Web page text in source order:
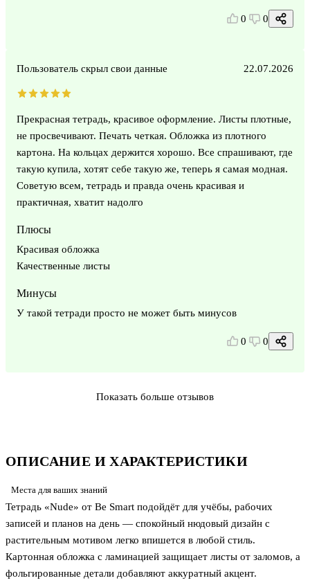
ОПИСАНИЕ И ХАРАКТЕРИСТИКИ
Места для ваших знаний
Тетрадь «Nude» от Be Smart подойдёт для учёбы, рабочих
записей и планов на день — спокойный нюдовый дизайн с
растительным мотивом легко впишется в любой стиль.
Картонная обложка с ламинацией защищает листы от заломов, а
фольгированные детали добавляют аккуратный акцент.
0 0
Пользователь скрыл свои данные 22.07.2026
Прекрасная тетрадь, красивое оформление. Листы плотные,
не просвечивают. Печать четкая. Обложка из плотного
картона. На кольцах держится хорошо. Все спрашивают, где
такую купила, хотят себе такую же, теперь я самая модная.
Советую всем, тетрадь и правда очень красивая и
практичная, хватит надолго
Плюсы
Красивая обложка
Качественные листы
Минусы
У такой тетради просто не может быть минусов
0 0
Показать больше отзывов